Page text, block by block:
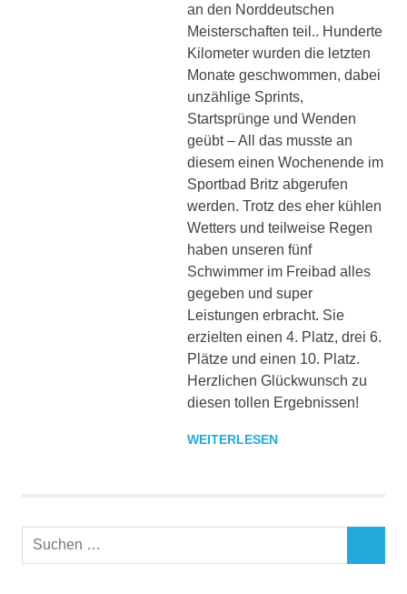
an den Norddeutschen
Meisterschaften teil.. Hunderte
Kilometer wurden die letzten
Monate geschwommen, dabei
unzählige Sprints,
Startsprünge und Wenden
geübt – All das musste an
diesem einen Wochenende im
Sportbad Britz abgerufen
werden. Trotz des eher kühlen
Wetters und teilweise Regen
haben unseren fünf
Schwimmer im Freibad alles
gegeben und super
Leistungen erbracht. Sie
erzielten einen 4. Platz, drei 6.
Plätze und einen 10. Platz.
Herzlichen Glückwunsch zu
diesen tollen Ergebnissen!
WEITERLESEN